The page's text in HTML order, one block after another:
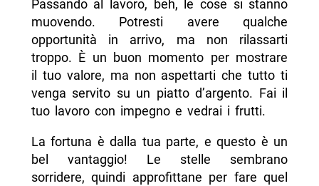
Passando al lavoro, beh, le cose si stanno
muovendo. Potresti avere qualche
opportunità in arrivo, ma non rilassarti
troppo. È un buon momento per mostrare
il tuo valore, ma non aspettarti che tutto ti
venga servito su un piatto d’argento. Fai il
tuo lavoro con impegno e vedrai i frutti.
La fortuna è dalla tua parte, e questo è un
bel vantaggio! Le stelle sembrano
sorridere, quindi approfittane per fare quel